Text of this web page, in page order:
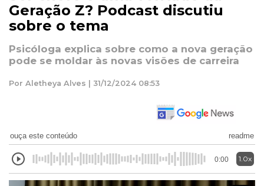
Geração Z? Podcast discutiu
sobre o tema
Psicóloga explica sobre como a nova geração
pode se moldar às novas visões de carreira
Por Aletheya Alves | 31/12/2024 08:53
ouça este conteúdo readme
0:00 1.0x